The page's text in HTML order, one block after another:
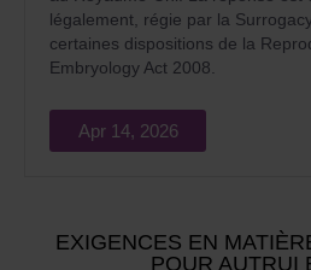
légalement, régie par la
certaines dispositions de la
Embryology Act 2008.
Apr 14, 2026
EXIGENCES EN
POUR AUTRUI